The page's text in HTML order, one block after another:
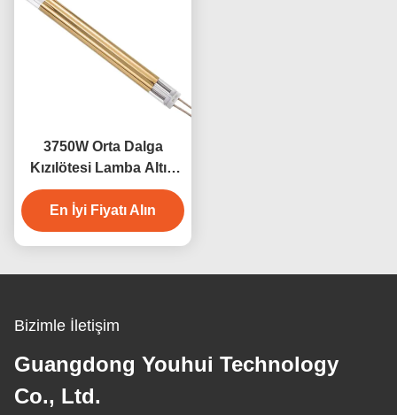
3750W Orta Dalga
Kızılötesi Lamba Altın
Yansıtıcılı Kuvars Tüp
En İyi Fiyatı Alın
Bizimle İletişim
Guangdong Youhui Technology
Co., Ltd.